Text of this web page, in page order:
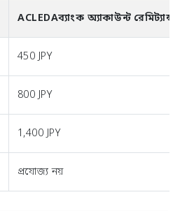
ACLEDAব্যাংক অ্যাকাউন্ট
450 JPY
800 JPY
1,400 JPY
প্রযোজ্য নয়